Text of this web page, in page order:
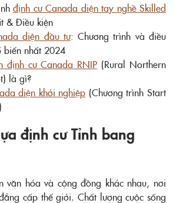
định cư Canada diện tay nghề Skilled
& Điều kiện
diện đầu tư: Chương trình và điều
biến nhất 2024
định cư Canada RNIP (Rural Northern
là gì?
diện khởi nghiệp (Chương trình Start
định cư Tỉnh bang
văn hóa và cộng đồng khác nhau, nơi
cấp thế giới. Chất lượng cuộc sống